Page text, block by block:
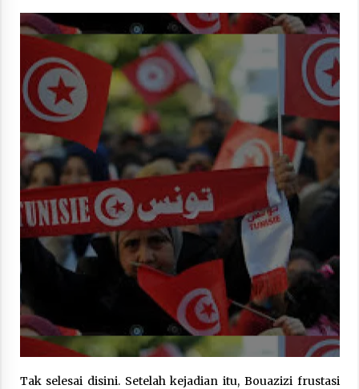
Tak selesai disini. Setelah kejadian itu, Bouazizi frustasi